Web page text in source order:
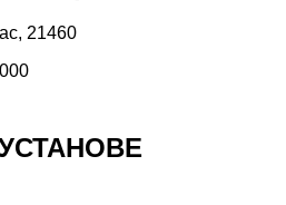
21460